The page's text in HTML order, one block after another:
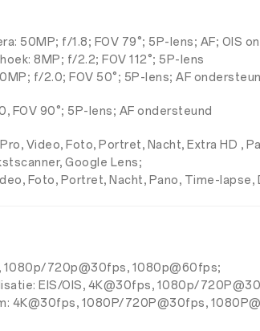
50MP; f/1.8; FOV 79°; 5P-lens; AF; OIS
8MP; f/2.2; FOV 112°; 5P-lens
f/2.0; FOV 50°; 5P-lens; AF
FOV 90°; 5P-lens; AF ondersteund
Video, Foto, Portret, Nacht, Extra HD ,
Google Lens;
Foto, Portret, Nacht, Pano, Time-lapse,
1080p/720p@30fps, 1080p@60fps;
EIS/OIS, 4K@30fps, 1080p/
4K@30fps, 1080P/720P@30fps,